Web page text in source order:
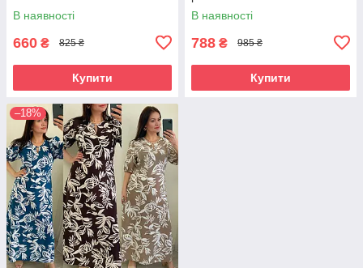
В наявності
660 ₴ 825 ₴
Купити
В наявності
788 ₴ 985 ₴
Купити
–18%